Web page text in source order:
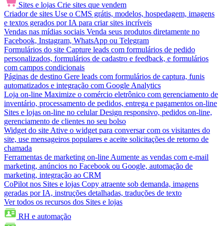
Sites e lojas Crie sites que vendem
Criador de sites Use o CMS grátis, modelos, hospedagem, imagens
e textos gerados por IA para criar sites incríveis
Vendas nas mídias sociais Venda seus produtos diretamente no
Facebook, Instagram, WhatsApp ou Telegram
Formulários do site Capture leads com formulários de pedido
personalizados, formulários de cadastro e feedback, e formulários
com campos condicionais
Páginas de destino Gere leads com formulários de captura, funis
automatizados e integração com Google Analytics
Loja on-line Maximize o comércio eletrônico com gerenciamento de
inventário, processamento de pedidos, entrega e pagamentos on-line
Sites e lojas on-line no celular Design responsivo, pedidos on-line,
gerenciamento de clientes no seu bolso
Widget do site Ative o widget para conversar com os visitantes do
site, use mensageiros populares e aceite solicitações de retorno de
chamada
Ferramentas de marketing on-line Aumente as vendas com e-mail
marketing, anúncios no Facebook ou Google, automação de
marketing, integração ao CRM
CoPilot nos Sites e lojas Copy atraente sob demanda, imagens
geradas por IA, instruções detalhadas, traduções de texto
Ver todos os recursos dos Sites e lojas
RH e automação